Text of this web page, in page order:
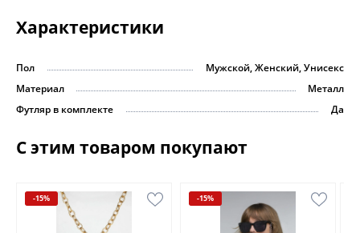
Характеристики
Пол
Мужской, Женский, Унисекс
Материал
Металл
Футляр в комплекте
Да
С этим товаром покупают
-15% -15%